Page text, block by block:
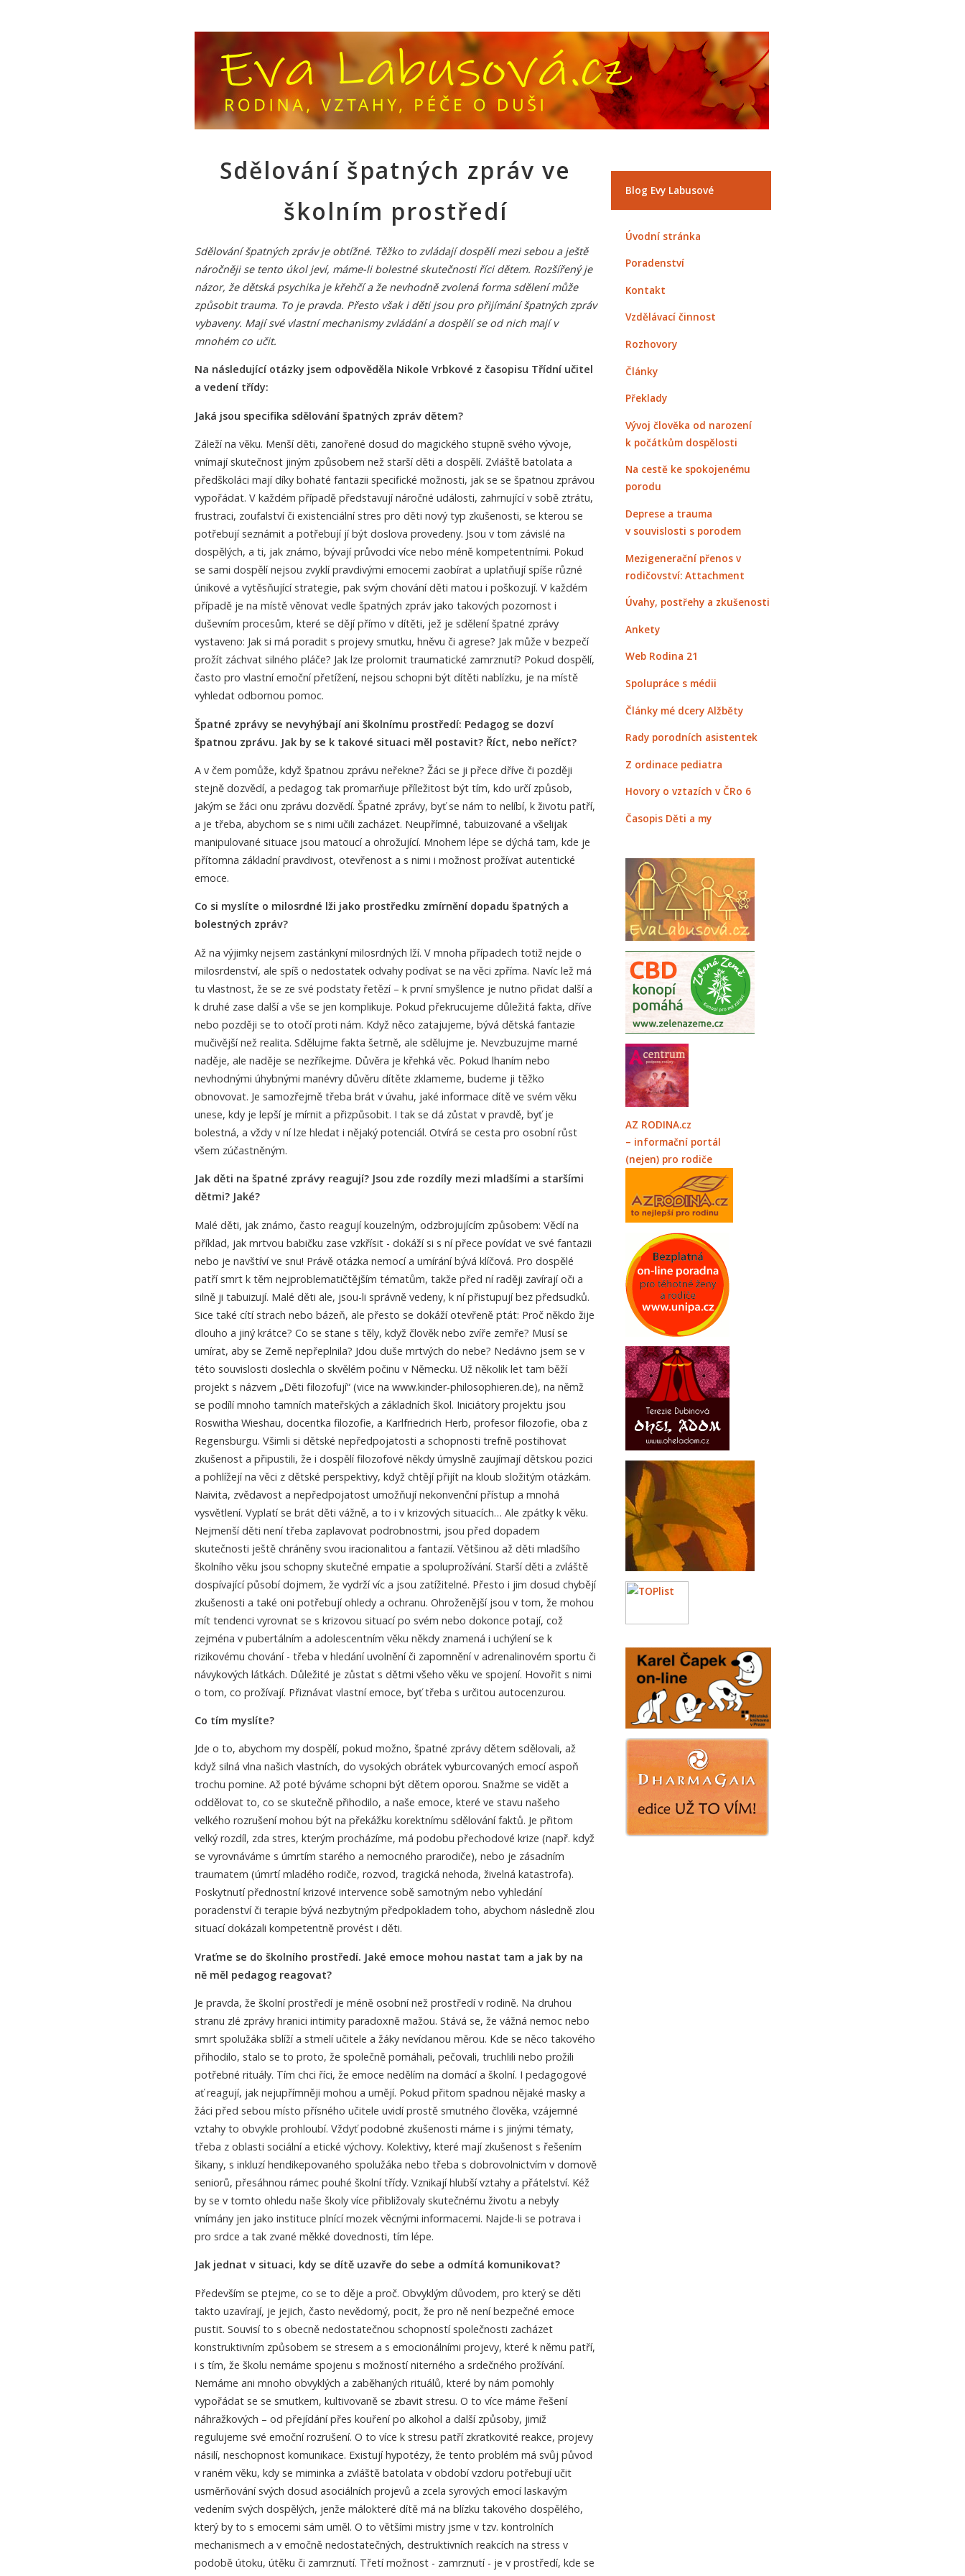
Sdělování špatných zpráv ve
školním prostředí
Sdělování špatných zpráv je obtížné. Těžko to zvládají dospělí mezi sebou a ještě
náročněji se tento úkol jeví, máme-li bolestné skutečnosti říci dětem. Rozšířený je
názor, že dětská psychika je křehčí a že nevhodně zvolená forma sdělení může
způsobit trauma. To je pravda. Přesto však i děti jsou pro přijímání špatných zpráv
vybaveny. Mají své vlastní mechanismy zvládání a dospělí se od nich mají v
mnohém co učit.
Na následující otázky jsem odpověděla Nikole Vrbkové z časopisu Třídní učitel
a vedení třídy:
Jaká jsou specifika sdělování špatných zpráv dětem?
Záleží na věku. Menší děti, zanořené dosud do magického stupně svého vývoje,
vnímají skutečnost jiným způsobem než starší děti a dospělí. Zvláště batolata a
předškoláci mají díky bohaté fantazii specifické možnosti, jak se se špatnou zprávou
vypořádat. V každém případě představují náročné události, zahrnující v sobě ztrátu,
frustraci, zoufalství či existenciální stres pro děti nový typ zkušenosti, se kterou se
potřebují seznámit a potřebují jí být doslova provedeny. Jsou v tom závislé na
dospělých, a ti, jak známo, bývají průvodci více nebo méně kompetentními. Pokud
se sami dospělí nejsou zvyklí pravdivými emocemi zaobírat a uplatňují spíše různé
únikové a vytěsňující strategie, pak svým chování děti matou i poškozují. V každém
případě je na místě věnovat vedle špatných zpráv jako takových pozornost i
duševním procesům, které se dějí přímo v dítěti, jež je sdělení špatné zprávy
vystaveno: Jak si má poradit s projevy smutku, hněvu či agrese? Jak může v bezpečí
prožít záchvat silného pláče? Jak lze prolomit traumatické zamrznutí? Pokud dospělí,
často pro vlastní emoční přetížení, nejsou schopni být dítěti nablízku, je na místě
vyhledat odbornou pomoc.
Špatné zprávy se nevyhýbají ani školnímu prostředí: Pedagog se dozví
špatnou zprávu. Jak by se k takové situaci měl postavit? Říct, nebo neříct?
A v čem pomůže, když špatnou zprávu neřekne? Žáci se ji přece dříve či později
stejně dozvědí, a pedagog tak promarňuje příležitost být tím, kdo určí způsob,
jakým se žáci onu zprávu dozvědí. Špatné zprávy, byť se nám to nelíbí, k životu patří,
a je třeba, abychom se s nimi učili zacházet. Neupřímné, tabuizované a všelijak
manipulované situace jsou matoucí a ohrožující. Mnohem lépe se dýchá tam, kde je
přítomna základní pravdivost, otevřenost a s nimi i možnost prožívat autentické
emoce.
Co si myslíte o milosrdné lži jako prostředku zmírnění dopadu špatných a
bolestných zpráv?
Až na výjimky nejsem zastánkyní milosrdných lží. V mnoha případech totiž nejde o
milosrdenství, ale spíš o nedostatek odvahy podívat se na věci zpříma. Navíc lež má
tu vlastnost, že se ze své podstaty řetězí – k první smyšlence je nutno přidat další a
k druhé zase další a vše se jen komplikuje. Pokud překrucujeme důležitá fakta, dříve
nebo později se to otočí proti nám. Když něco zatajujeme, bývá dětská fantazie
mučivější než realita. Sdělujme fakta šetrně, ale sdělujme je. Nevzbuzujme marné
naděje, ale naděje se nezříkejme. Důvěra je křehká věc. Pokud lhaním nebo
nevhodnými úhybnými manévry důvěru dítěte zklameme, budeme ji těžko
obnovovat. Je samozřejmě třeba brát v úvahu, jaké informace dítě ve svém věku
unese, kdy je lepší je mírnit a přizpůsobit. I tak se dá zůstat v pravdě, byť je
bolestná, a vždy v ní lze hledat i nějaký potenciál. Otvírá se cesta pro osobní růst
všem zúčastněným.
Jak děti na špatné zprávy reagují? Jsou zde rozdíly mezi mladšími a staršími
dětmi? Jaké?
Malé děti, jak známo, často reagují kouzelným, odzbrojujícím způsobem: Vědí na
příklad, jak mrtvou babičku zase vzkřísit - dokáží si s ní přece povídat ve své fantazii
nebo je navštíví ve snu! Právě otázka nemocí a umírání bývá klíčová. Pro dospělé
patří smrt k těm nejproblematičtějším tématům, takže před ní raději zavírají oči a
silně ji tabuizují. Malé děti ale, jsou-li správně vedeny, k ní přistupují bez předsudků.
Sice také cítí strach nebo bázeň, ale přesto se dokáží otevřeně ptát: Proč někdo žije
dlouho a jiný krátce? Co se stane s těly, když člověk nebo zvíře zemře? Musí se
umírat, aby se Země nepřeplnila? Jdou duše mrtvých do nebe? Nedávno jsem se v
této souvislosti doslechla o skvělém počinu v Německu. Už několik let tam běží
projekt s názvem „Děti filozofují“ (vice na www.kinder-philosophieren.de), na němž
se podílí mnoho tamních mateřských a základních škol. Iniciátory projektu jsou
Roswitha Wieshau, docentka filozofie, a Karlfriedrich Herb, profesor filozofie, oba z
Regensburgu. Všimli si dětské nepředpojatosti a schopnosti trefně postihovat
zkušenost a připustili, že i dospělí filozofové někdy úmyslně zaujímají dětskou pozici
a pohlížejí na věci z dětské perspektivy, když chtějí přijít na kloub složitým otázkám.
Naivita, zvědavost a nepředpojatost umožňují nekonvenční přístup a mnohá
vysvětlení. Vyplatí se brát děti vážně, a to i v krizových situacích… Ale zpátky k věku.
Nejmenší děti není třeba zaplavovat podrobnostmi, jsou před dopadem
skutečnosti ještě chráněny svou iracionalitou a fantazií. Většinou až děti mladšího
školního věku jsou schopny skutečné empatie a spoluprožívání. Starší děti a zvláště
dospívající působí dojmem, že vydrží víc a jsou zatížitelné. Přesto i jim dosud chybějí
zkušenosti a také oni potřebují ohledy a ochranu. Ohroženější jsou v tom, že mohou
mít tendenci vyrovnat se s krizovou situací po svém nebo dokonce potají, což
zejména v pubertálním a adolescentním věku někdy znamená i uchýlení se k
rizikovému chování - třeba v hledání uvolnění či zapomnění v adrenalinovém sportu či
návykových látkách. Důležité je zůstat s dětmi všeho věku ve spojení. Hovořit s nimi
o tom, co prožívají. Přiznávat vlastní emoce, byť třeba s určitou autocenzurou.
Co tím myslíte?
Jde o to, abychom my dospělí, pokud možno, špatné zprávy dětem sdělovali, až
když silná vlna našich vlastních, do vysokých obrátek vyburcovaných emocí aspoň
trochu pomine. Až poté býváme schopni být dětem oporou. Snažme se vidět a
oddělovat to, co se skutečně přihodilo, a naše emoce, které ve stavu našeho
velkého rozrušení mohou být na překážku korektnímu sdělování faktů. Je přitom
velký rozdíl, zda stres, kterým procházíme, má podobu přechodové krize (např. když
se vyrovnáváme s úmrtím starého a nemocného prarodiče), nebo je zásadním
traumatem (úmrtí mladého rodiče, rozvod, tragická nehoda, živelná katastrofa).
Poskytnutí přednostní krizové intervence sobě samotným nebo vyhledání
poradenství či terapie bývá nezbytným předpokladem toho, abychom následně zlou
situací dokázali kompetentně provést i děti.
Vraťme se do školního prostředí. Jaké emoce mohou nastat tam a jak by na
ně měl pedagog reagovat?
Je pravda, že školní prostředí je méně osobní než prostředí v rodině. Na druhou
stranu zlé zprávy hranici intimity paradoxně mažou. Stává se, že vážná nemoc nebo
smrt spolužáka sblíží a stmelí učitele a žáky nevídanou měrou. Kde se něco takového
přihodilo, stalo se to proto, že společně pomáhali, pečovali, truchlili nebo prožili
potřebné rituály. Tím chci říci, že emoce nedělím na domácí a školní. I pedagogové
ať reagují, jak nejupřímněji mohou a umějí. Pokud přitom spadnou nějaké masky a
žáci před sebou místo přísného učitele uvidí prostě smutného člověka, vzájemné
vztahy to obvykle prohloubí. Vždyť podobné zkušenosti máme i s jinými tématy,
třeba z oblasti sociální a etické výchovy. Kolektivy, které mají zkušenost s řešením
šikany, s inkluzí hendikepovaného spolužáka nebo třeba s dobrovolnictvím v domově
seniorů, přesáhnou rámec pouhé školní třídy. Vznikají hlubší vztahy a přátelství. Kéž
by se v tomto ohledu naše školy více přibližovaly skutečnému životu a nebyly
vnímány jen jako instituce plnící mozek věcnými informacemi. Najde-li se potrava i
pro srdce a tak zvané měkké dovednosti, tím lépe.
Jak jednat v situaci, kdy se dítě uzavře do sebe a odmítá komunikovat?
Především se ptejme, co se to děje a proč. Obvyklým důvodem, pro který se děti
takto uzavírají, je jejich, často nevědomý, pocit, že pro ně není bezpečné emoce
pustit. Souvisí to s obecně nedostatečnou schopností společnosti zacházet
konstruktivním způsobem se stresem a s emocionálními projevy, které k němu patří,
i s tím, že školu nemáme spojenu s možností niterného a srdečného prožívání.
Nemáme ani mnoho obvyklých a zaběhaných rituálů, které by nám pomohly
vypořádat se se smutkem, kultivovaně se zbavit stresu. O to více máme řešení
náhražkových – od přejídání přes kouření po alkohol a další způsoby, jimiž
regulujeme své emoční rozrušení. O to více k stresu patří zkratkovité reakce, projevy
násilí, neschopnost komunikace. Existují hypotézy, že tento problém má svůj původ
v raném věku, kdy se miminka a zvláště batolata v období vzdoru potřebují učit
usměrňování svých dosud asociálních projevů a zcela syrových emocí laskavým
vedením svých dospělých, jenže málokteré dítě má na blízku takového dospělého,
který by to s emocemi sám uměl. O to většími mistry jsme v tzv. kontrolních
mechanismech a v emočně nedostatečných, destruktivních reakcích na stress v
podobě útoku, útěku či zamrznutí. Třetí možnost - zamrznutí - je v prostředí, kde se
Blog Evy Labusové
Úvodní stránka
Poradenství
Kontakt
Vzdělávací činnost
Rozhovory
Články
Překlady
Vývoj člověka od narození
k počátkům dospělosti
Na cestě ke spokojenému
porodu
Deprese a trauma
v souvislosti s porodem
Mezigenerační přenos v
rodičovství: Attachment
Úvahy, postřehy a zkušenosti
Ankety
Web Rodina 21
Spolupráce s médii
Články mé dcery Alžběty
Rady porodních asistentek
Z ordinace pediatra
Hovory o vztazích v ČRo 6
Časopis Děti a my
AZ RODINA.cz
– informační portál
(nejen) pro rodiče